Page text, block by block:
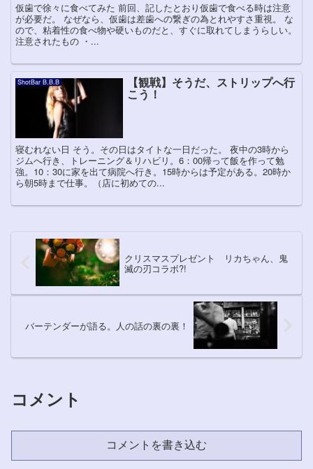
仮歯で徐々に食べてみた 前回、記したとおり仮歯で食べる時は注意
が必要だ。 なぜなら、仮歯は差歯への繋ぎの為とれやすさ重視。 な
ので、粘着性の食べ物や硬いものだと、すぐに取れてしまうらしい。
注意されたもの ・...
ShotBar B.B.B 【観戦】そうだ、ストリップへ行
こう！
寝むれない日 そう。その日はタイトな一日だった。 夜中の3時から
ジムへ行き、トレーニング＆リハビリ。6：00帰って飯を作って勉
強。10：30に家を出て病院へ行き。15時からは予定がある。20時か
ら朝5時まで仕事。（店に初めての...
クリスマスプレゼント リカちゃん、鬼
滅の刃コラボ?!
バーテンダーが語る。人の話の裏の裏！
コメント
コメントを書き込む